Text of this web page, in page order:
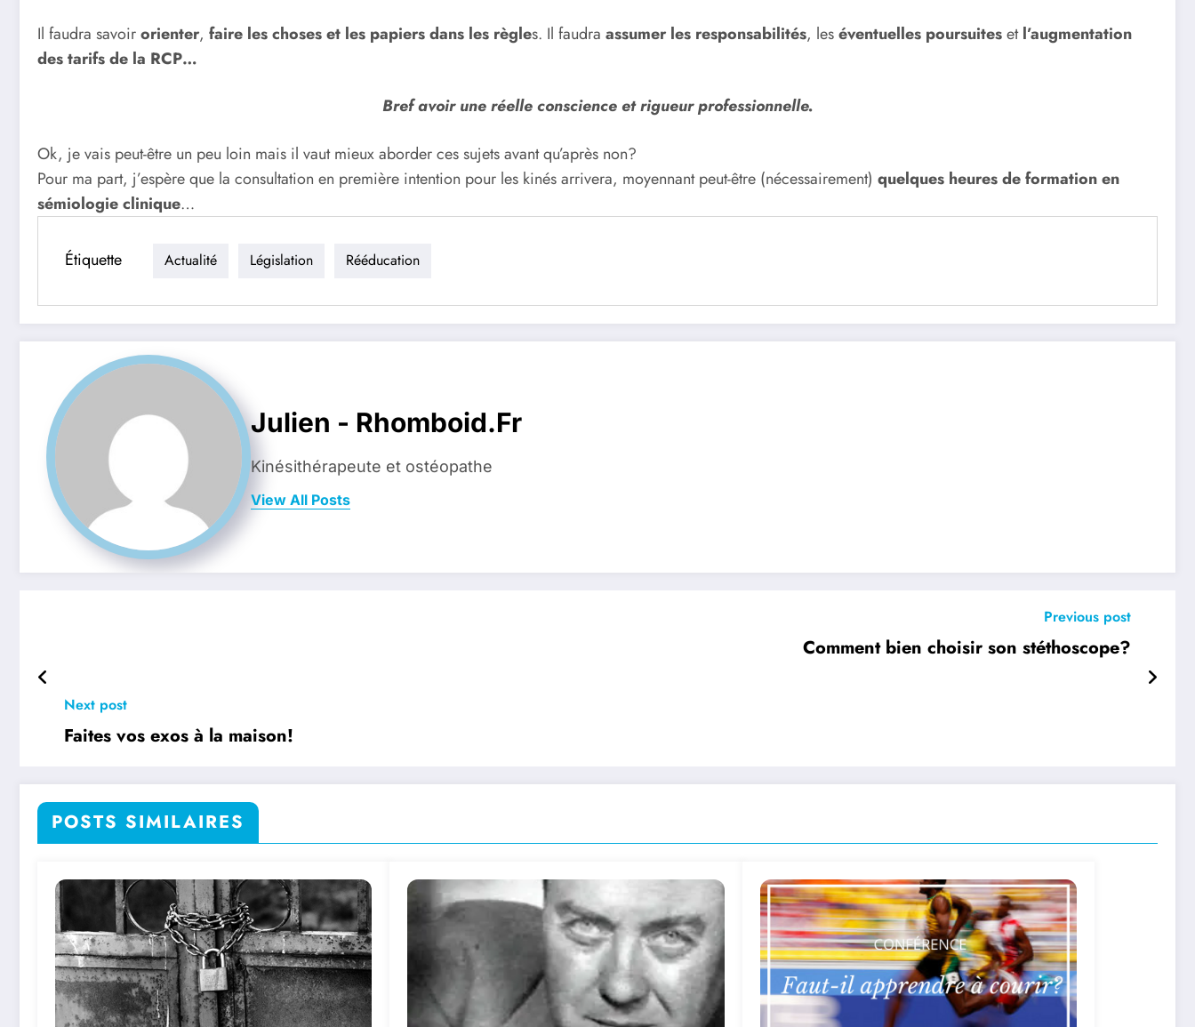
Il faudra savoirorienter, faire les choses et les papiers dans les règles. Il faudra assumer les responsabilités, leséventuelles poursuitesetl’augmentation
des tarifs de la RCP…
Bref avoir une réelle conscience et rigueur professionnelle.
Ok, je vais peut-être un peu loin mais il vaut mieux aborder ces sujets avant qu’après non?
Pour ma part, j’espère que la consultation en première intention pour les kinés arrivera, moyennant peut-être (nécessairement) quelques heures de formation en
sémiologie clinique…
Étiquette Actualité Législation Rééducation
Julien - Rhomboid.fr
Kinésithérapeute et ostéopathe
View All Posts
Previous post
Comment bien choisir son stéthoscope?
Next post
Faites vos exos à la maison!
POSTS SIMILAIRES